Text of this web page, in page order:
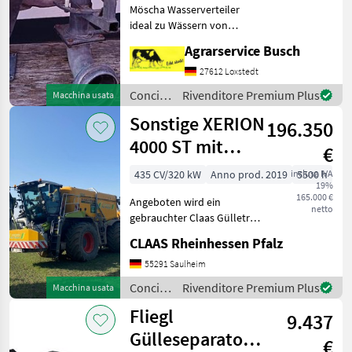
Macchina usata
MÖS
Möscha Wasserverteiler
ideal zu Wässern von
Wasserwagen entfernt auf
Strahlbreite einstellbar.
!!!!!!Bitte gesamtenText
sorgfältig lesen!!!
Agrarservice Busch
27612 Loxstedt
Concimazione
e
irrigazione
/
Möscha
Rivenditore Premium Plus
Macchina usata
Sonstige XERION
4000 ST mit
Zunhammer
Gülleaufbau
196.350
€
inclusa IVA
19%
165.000 €
netto
435 CV/320 kW Anno prod. 2019
5500 h
Angeboten wird ein
gebrauchter Claas Gülletrac
TRAC mit Zunhammer
Gülleaufbau Bj.: 2019 mit
5.500 Bertiebsstd. in
technisch gutem Zustand in
CLAAS Rheinhessen Pfalz
55291 Saulheim
Concimazione
e
irrigazione
/
Rivenditore Premium Plus
Fliegl
Gülleseparatoreinheit
9.437